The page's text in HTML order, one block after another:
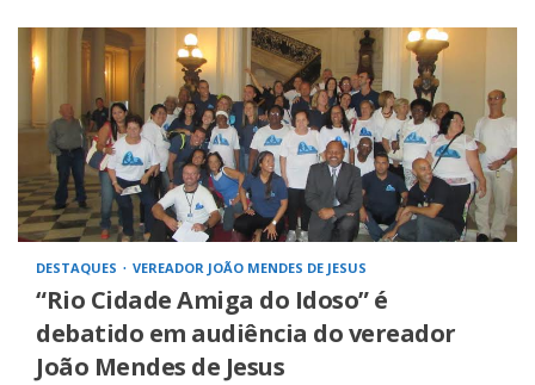
DESTAQUES VEREADOR JOÃO MENDES DE JESUS
“Rio Cidade Amiga do Idoso” é
debatido em audiência do vereador
João Mendes de Jesus